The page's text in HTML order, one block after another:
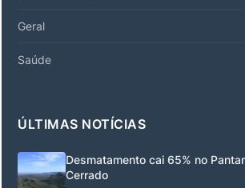
Geral
Saúde
ÚLTIMAS NOTÍCIAS
Desmatamento cai 65% no
Cerrado